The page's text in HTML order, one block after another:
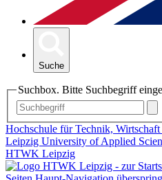
Suche
Suchbox. Bitte Suchbegriff
Hochschule für Technik,
Leipzig University of Applied
HTWK Leipzig